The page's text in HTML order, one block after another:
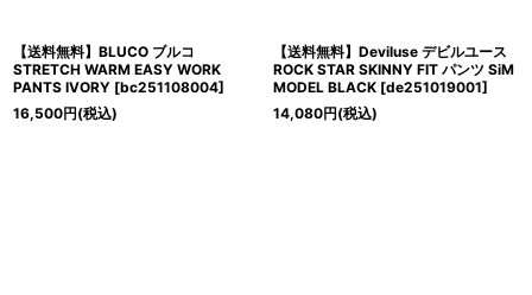
【送料無料】BLUCO ブルコ
STRETCH WARM EASY WORK
PANTS IVORY [bc251108004]
16,500円(税込)
【送料無料】Deviluse デビルユース
ROCK STAR SKINNY FIT パンツ SiM
MODEL BLACK [de251019001]
14,080円(税込)